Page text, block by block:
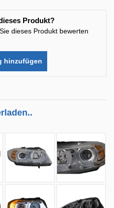
Produkt?
dieses Produkt bewerten
hinzufügen